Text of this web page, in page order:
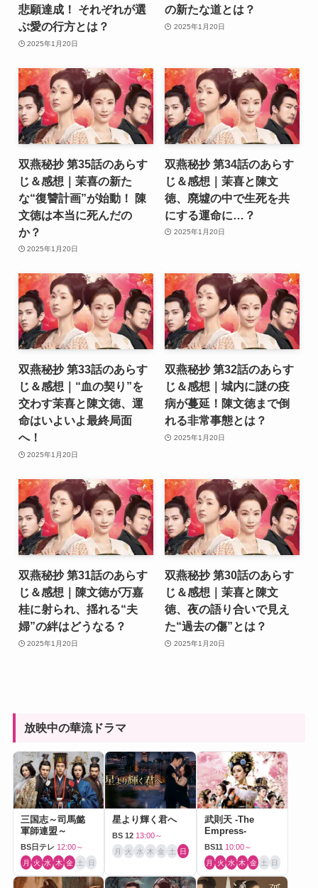
悲願達成！ それぞれが選
ぶ愛の行方とは？
2025年1月20日
の新たな道とは？
2025年1月20日
双燕秘抄 第35話のあらす
じ＆感想｜茉喜の新た
な“復讐計画”が始動！ 陳
文徳は本当に死んだの
か？
2025年1月20日
双燕秘抄 第34話のあらす
じ＆感想｜茉喜と陳文
徳、廃墟の中で生死を共
にする運命に…？
2025年1月20日
双燕秘抄 第33話のあらす
じ＆感想｜“血の契り”を
交わす茉喜と陳文徳、運
命はいよいよ最終局面
へ！
2025年1月20日
双燕秘抄 第32話のあらす
じ＆感想｜城内に謎の疫
病が蔓延！陳文徳まで倒
れる非常事態とは？
2025年1月20日
双燕秘抄 第31話のあらす
じ＆感想｜陳文徳が万嘉
桂に射られ、揺れる“夫
婦”の絆はどうなる？
2025年1月20日
双燕秘抄 第30話のあらす
じ＆感想｜茉喜と陳文
徳、夜の語り合いで見え
た“過去の傷”とは？
2025年1月20日
放映中の華流ドラマ
三国志～司馬懿
軍師連盟～
BS日テレ 12:00～
月 火 水 木 金 土 日
星より輝く君へ
BS 12 13:00～
月 火 水 木 金 土 日
武則天 -The
Empress-
BS11 10:00～
月 火 水 木 金 土 日